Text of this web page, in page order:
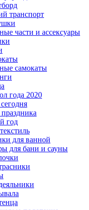
транспорт
части и ассексуары
самокаты
года 2020
год
для ванной
для бани и сауны